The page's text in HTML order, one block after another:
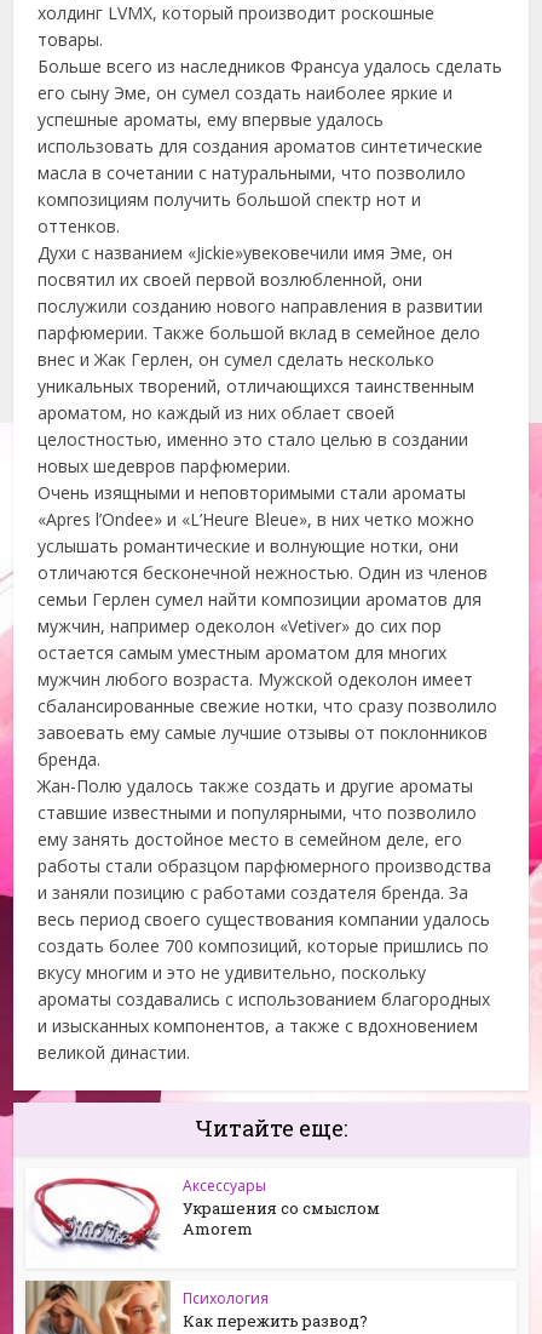
холдинг LVMX, который производит роскошные
товары.
Больше всего из наследников Франсуа удалось сделать
его сыну Эме, он сумел создать наиболее яркие и
успешные ароматы, ему впервые удалось
использовать для создания ароматов синтетические
масла в сочетании с натуральными, что позволило
композициям получить большой спектр нот и
оттенков.
Духи с названием «Jickie»увековечили имя Эме, он
посвятил их своей первой возлюбленной, они
послужили созданию нового направления в развитии
парфюмерии. Также большой вклад в семейное дело
внес и Жак Герлен, он сумел сделать несколько
уникальных творений, отличающихся таинственным
ароматом, но каждый из них облает своей
целостностью, именно это стало целью в создании
новых шедевров парфюмерии.
Очень изящными и неповторимыми стали ароматы
«Apres l’Ondee» и «L’Heure Bleue», в них четко можно
услышать романтические и волнующие нотки, они
отличаются бесконечной нежностью. Один из членов
семьи Герлен сумел найти композиции ароматов для
мужчин, например одеколон «Vetiver» до сих пор
остается самым уместным ароматом для многих
мужчин любого возраста. Мужской одеколон имеет
сбалансированные свежие нотки, что сразу позволило
завоевать ему самые лучшие отзывы от поклонников
бренда.
Жан-Полю удалось также создать и другие ароматы
ставшие известными и популярными, что позволило
ему занять достойное место в семейном деле, его
работы стали образцом парфюмерного производства
и заняли позицию с работами создателя бренда. За
весь период своего существования компании удалось
создать более 700 композиций, которые пришлись по
вкусу многим и это не удивительно, поскольку
ароматы создавались с использованием благородных
и изысканных компонентов, а также с вдохновением
великой династии.
Читайте еще:
Аксессуары
Украшения со смыслом
Аmorem
Психология
Как пережить развод?